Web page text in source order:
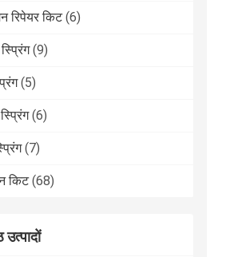
रिपेयर किट (6)
(9)
(5)
(6)
(7)
किट (68)
उत्पादों